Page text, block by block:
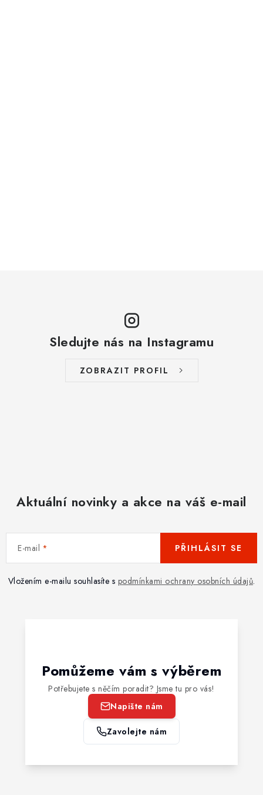
Sledujte nás na Instagramu
ZOBRAZIT PROFIL
Aktuální novinky a akce na váš e-mail
E-mail
Vložením e-mailu souhlasíte s podmínkami ochrany osobních údajů.
PŘIHLÁSIT SE
Pomůžeme vám s výběrem
Potřebujete s něčím poradit? Jsme tu pro vás!
Napište nám
Zavolejte nám